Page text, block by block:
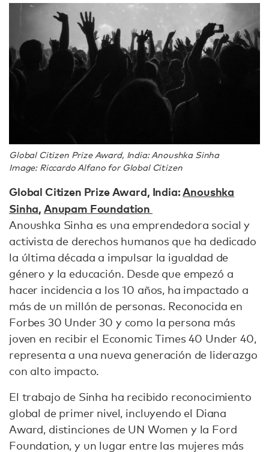
Global Citizen Prize Award, India: Anoushka Sinha
Image: Riccardo Alfano for Global Citizen
Global Citizen Prize Award, India:Anoushka
Sinha, Anupam Foundation
Anoushka Sinha es una emprendedora social y
activista de derechos humanos que ha dedicado
la última década a impulsar la igualdad de
género y la educación. Desde que empezó a
hacer incidencia a los 10 años, ha impactado a
más de un millón de personas. Reconocida en
Forbes 30 Under 30 y como la persona más
joven en recibir el Economic Times 40 Under 40,
representa a una nueva generación de liderazgo
con alto impacto.
El trabajo de Sinha ha recibido reconocimiento
global de primer nivel, incluyendo el Diana
Award, distinciones de UN Women y la Ford
Foundation, y un lugar entre las mujeres más